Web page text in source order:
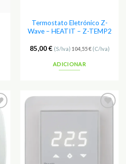
Termostato Eletrónico Z-
Wave – HEATIT – Z-TEMP2
85,00€ (S/Iva) 104,55€(C/Iva)
ADICIONAR